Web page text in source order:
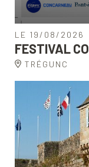
LE 19/08/2026
FESTIVAL
TRÉGUNC